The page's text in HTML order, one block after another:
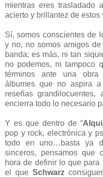
mientras eres trasladado
acierto y brillantez de
Sí, somos conscientes de
y no, no somos amigos
banda; es más, ni tan
no podemos, ni tampoco
términos ante una obra
álbumes que no aspira
reseñas
encierra todo lo necesario
Y es que dentro de “
pop y rock, electrónica y
todo en uno…basta ya
sinceros, pensamos que
hora de definir lo que
el queSchwarz